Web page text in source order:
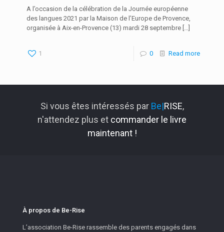
A l’occasion de la célébration de la Journée européenne
des langues 2021 par la Maison de l’Europe de Provence,
organisée à Aix-en-Provence (13) mardi 28 septembre […]
1 0 Read more
Si vous êtes intéressés par Be|RISE,
n'attendez plus et commander le livre
maintenant !
À propos de Be-Rise
L’association Be-Rise rassemble des parents engagés dans